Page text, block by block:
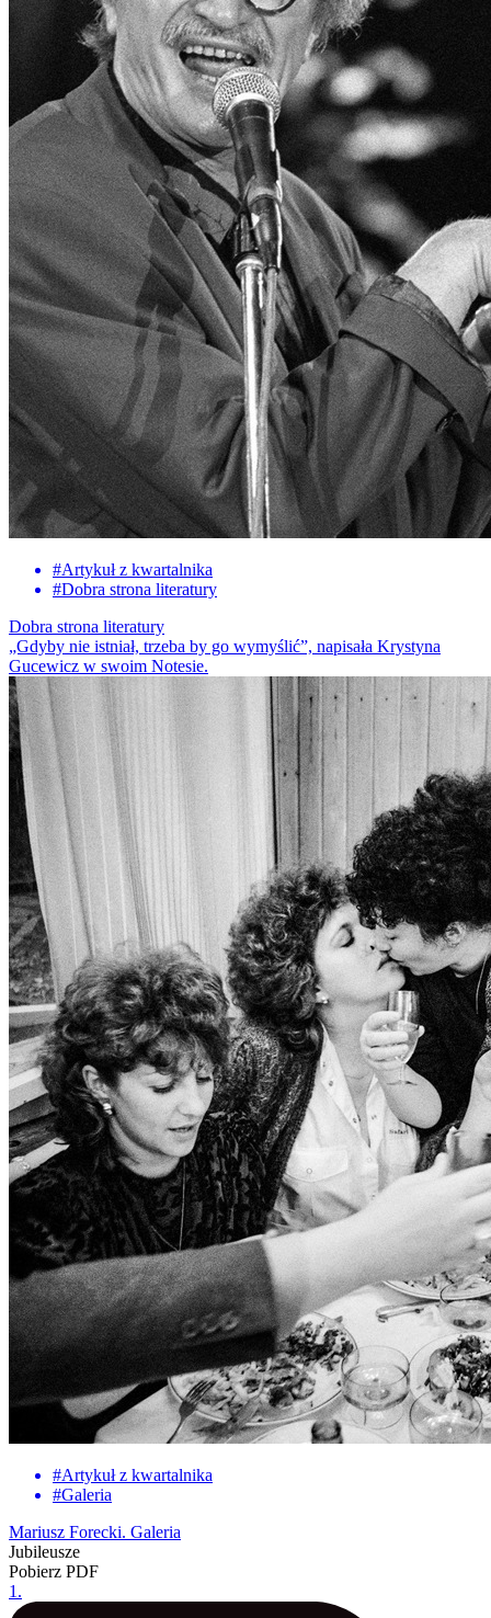
#Artykuł z kwartalnika
#Dobra strona literatury
Dobra strona literatury
„Gdyby nie istniał, trzeba by go wymyślić”, napisała Krystyna
Gucewicz w swoim Notesie.
#Artykuł z kwartalnika
#Galeria
Mariusz Forecki. Galeria
Jubileusze
Pobierz PDF
1.